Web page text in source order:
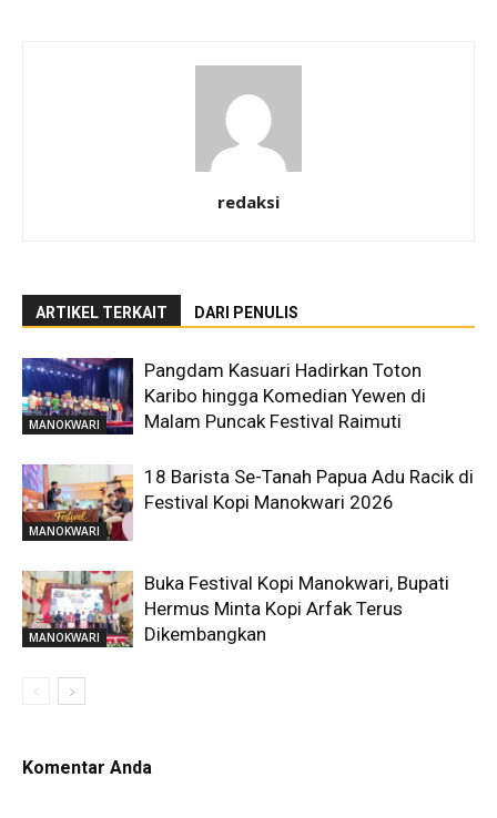
redaksi
ARTIKEL TERKAIT DARI PENULIS
MANOKWARI
Pangdam Kasuari Hadirkan Toton
Karibo hingga Komedian Yewen di
Malam Puncak Festival Raimuti
MANOKWARI
18 Barista Se-Tanah Papua Adu Racik di
Festival Kopi Manokwari 2026
MANOKWARI
Buka Festival Kopi Manokwari, Bupati
Hermus Minta Kopi Arfak Terus
Dikembangkan
Komentar Anda